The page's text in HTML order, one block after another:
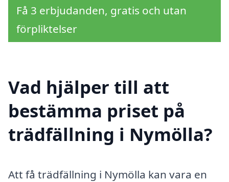
Få 3 erbjudanden, gratis och utan
förpliktelser
Vad hjälper till att
bestämma priset på
trädfällning i Nymölla?
Att få trädfällning i Nymölla kan vara en